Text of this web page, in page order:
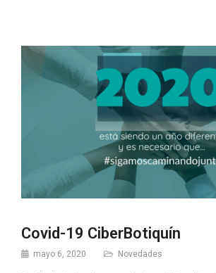
Covid-19 CiberBotiquín
mayo 6, 2020 Novedades